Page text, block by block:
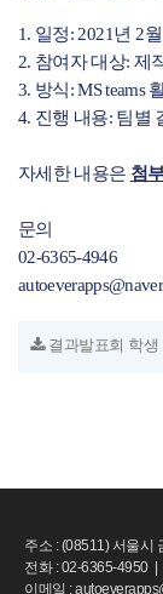
1. 일정:2021년 2
2. 참여자 대상: 제
3. 방식: MS teams
4. 진행 내용: 팀별
자세한 내용은 첨
문의
02-6365-4946
결과발표회 학생
주소 : (08511) 서울시
전화 : 02-6365-4950 |
이메일 :